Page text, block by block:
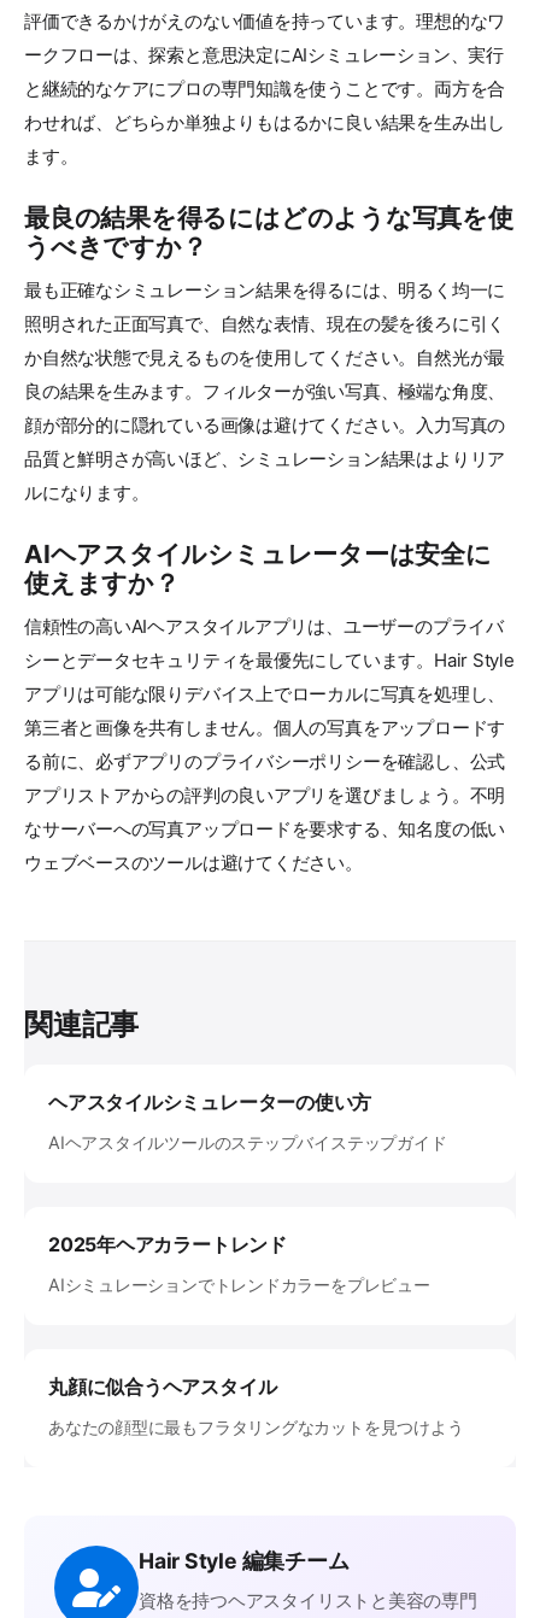
評価できるかけがえのない価値を持っています。理想的なワ
ークフローは、探索と意思決定にAIシミュレーション、実行
と継続的なケアにプロの専門知識を使うことです。両方を合
わせれば、どちらか単独よりもはるかに良い結果を生み出し
ます。
最良の結果を得るにはどのような写真を使
うべきですか？
最も正確なシミュレーション結果を得るには、明るく均一に
照明された正面写真で、自然な表情、現在の髪を後ろに引く
か自然な状態で見えるものを使用してください。自然光が最
良の結果を生みます。フィルターが強い写真、極端な角度、
顔が部分的に隠れている画像は避けてください。入力写真の
品質と鮮明さが高いほど、シミュレーション結果はよりリア
ルになります。
AIヘアスタイルシミュレーターは安全に
使えますか？
信頼性の高いAIヘアスタイルアプリは、ユーザーのプライバ
シーとデータセキュリティを最優先にしています。Hair Style
アプリは可能な限りデバイス上でローカルに写真を処理し、
第三者と画像を共有しません。個人の写真をアップロードす
る前に、必ずアプリのプライバシーポリシーを確認し、公式
アプリストアからの評判の良いアプリを選びましょう。不明
なサーバーへの写真アップロードを要求する、知名度の低い
ウェブベースのツールは避けてください。
関連記事
ヘアスタイルシミュレーターの使い方
AIヘアスタイルツールのステップバイステップガイド
2025年ヘアカラートレンド
AIシミュレーションでトレンドカラーをプレビュー
丸顔に似合うヘアスタイル
あなたの顔型に最もフラタリングなカットを見つけよう
Hair Style 編集チーム
資格を持つヘアスタイリストと美容の専門